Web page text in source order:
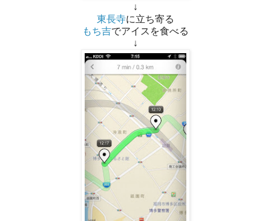
↓
東長寺に立ち寄る
もち吉でアイスを食べる
↓